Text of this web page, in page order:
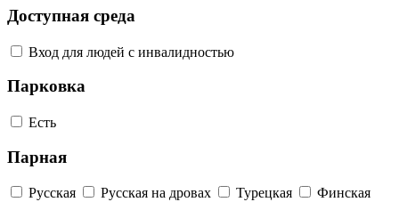
Доступная среда
Вход для людей с инвалидностью
Парковка
Есть
Парная
Русская Русская на дровах Турецкая Финская